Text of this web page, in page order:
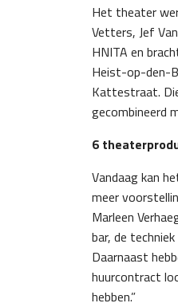
Het theater
Vetters, Jef
HNITA en
Heist-op-den-
Kattestraat.
gecombineerd
6
Vandaag kan
meer
Marleen
bar, de
Daarnaast
huurcontract
hebben.”